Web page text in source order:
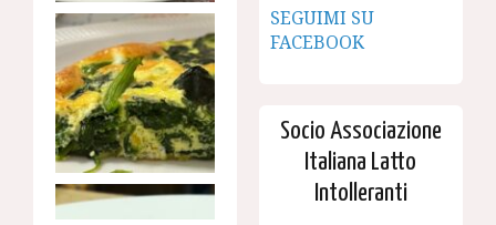
SEGUIMI SU
FACEBOOK
Socio Associazione
Italiana Latto
Intolleranti